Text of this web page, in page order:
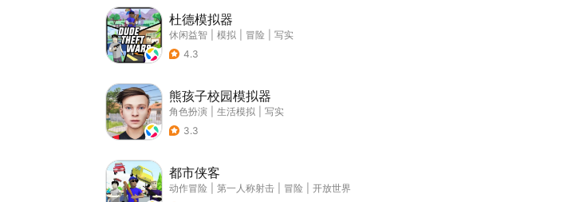
杜德模拟器
休闲益智 模拟 冒险
写实
4.3
熊孩子校园模拟器
角色扮演 生活模拟
写实
3.3
都市侠客
动作冒险 第一人称射击 冒险
开放世界